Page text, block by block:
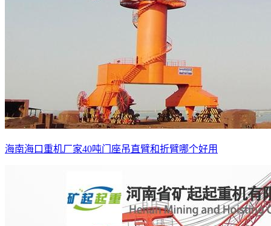
海南海口重机厂家40吨门座吊直臂和折臂哪个好用